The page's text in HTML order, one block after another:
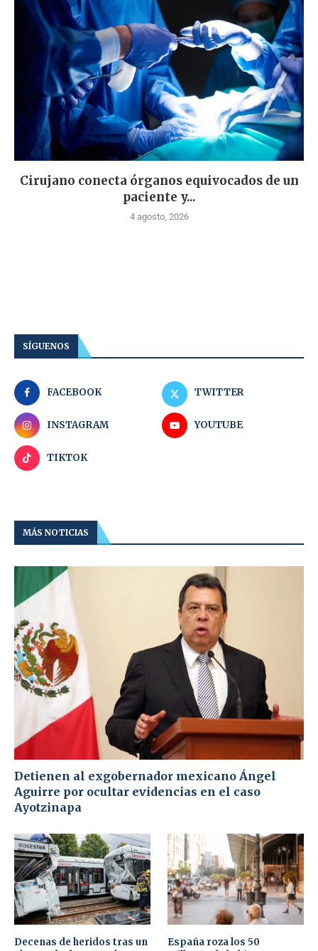
Cirujano conecta órganos equivocados de un
paciente y...
4 agosto, 2026
SÍGUENOS
FACEBOOK TWITTER
INSTAGRAM YOUTUBE
TIKTOK
MÁS NOTICIAS
Detienen al exgobernador mexicano Ángel
Aguirre por ocultar evidencias en el caso
Ayotzinapa
Decenas de heridos tras un
España roza los 50